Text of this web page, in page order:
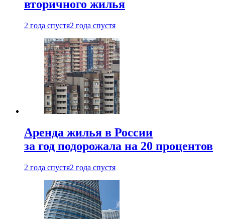
вторичного жилья
2 года спустя2 года спустя
Аренда жилья в России
за год подорожала на 20 процентов
2 года спустя2 года спустя